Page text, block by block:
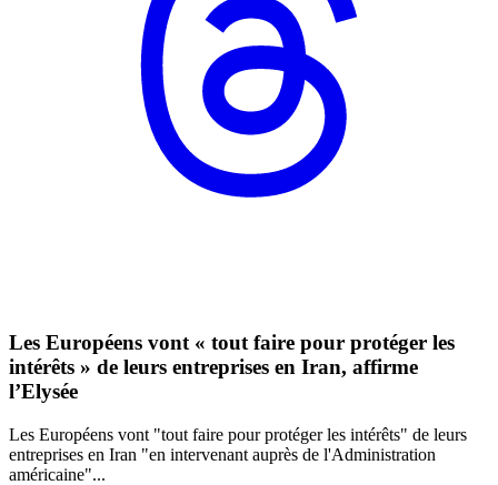
Les Européens vont « tout faire pour protéger les
intérêts » de leurs entreprises en Iran, affirme
l’Elysée
Les Européens vont "tout faire pour protéger les intérêts" de leurs
entreprises en Iran "en intervenant auprès de l'Administration
américaine"...